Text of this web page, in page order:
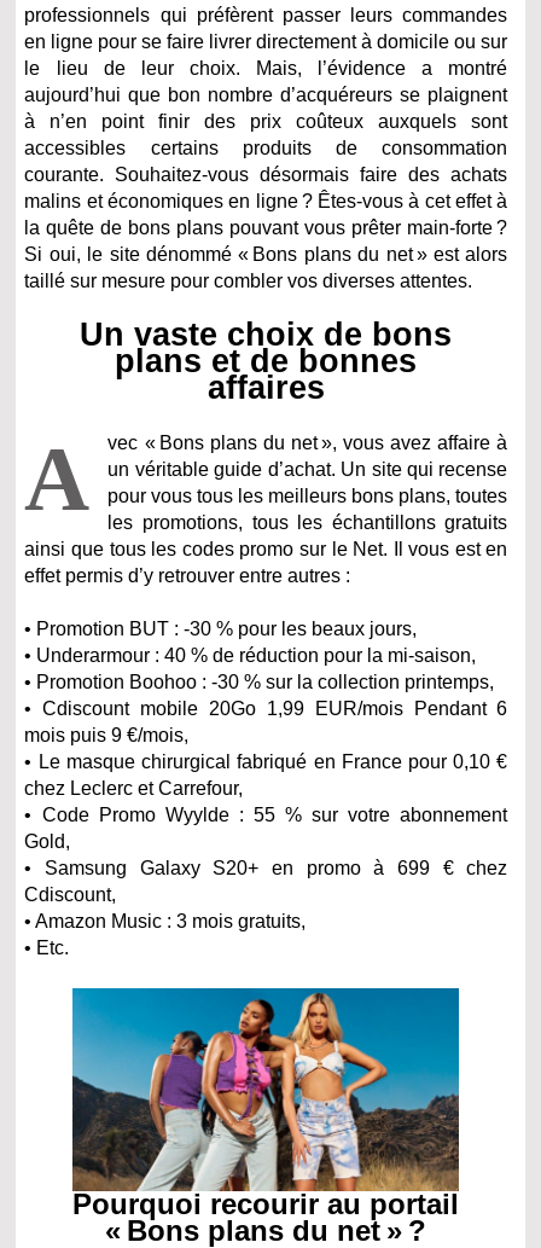
professionnels qui préfèrent passer leurs commandes
en ligne pour se faire livrer directement à domicile ou sur
le lieu de leur choix. Mais, l’évidence a montré
aujourd’hui que bon nombre d’acquéreurs se plaignent
à n’en point finir des prix coûteux auxquels sont
accessibles certains produits de consommation
courante. Souhaitez-vous désormais faire des achats
malins et économiques en ligne ? Êtes-vous à cet effet à
la quête de bons plans pouvant vous prêter main-forte ?
Si oui, le site dénommé « Bons plans du net » est alors
taillé sur mesure pour combler vos diverses attentes.
Un vaste choix de bons
plans et de bonnes
affaires
A
vec « Bons plans du net », vous avez affaire à
un véritable guide d’achat. Un site qui recense
pour vous tous les meilleurs bons plans, toutes
les promotions, tous les échantillons gratuits
ainsi que tous les codes promo sur le Net. Il vous est en
effet permis d’y retrouver entre autres :
• Promotion BUT : -30 % pour les beaux jours,
• Underarmour : 40 % de réduction pour la mi-saison,
• Promotion Boohoo : -30 % sur la collection printemps,
• Cdiscount mobile 20Go 1,99 EUR/mois Pendant 6
mois puis 9 €/mois,
• Le masque chirurgical fabriqué en France pour 0,10 €
chez Leclerc et Carrefour,
• Code Promo Wyylde : 55 % sur votre abonnement
Gold,
• Samsung Galaxy S20+ en promo à 699 € chez
Cdiscount,
• Amazon Music : 3 mois gratuits,
• Etc.
Pourquoi recourir au portail
« Bons plans du net » ?